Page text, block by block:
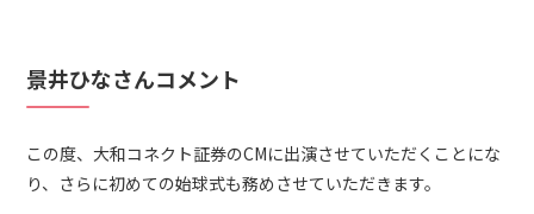
景井ひなさんコメント
この度、大和コネクト証券のCMに出演させていただくことにな
り、さらに初めての始球式も務めさせていただきます。